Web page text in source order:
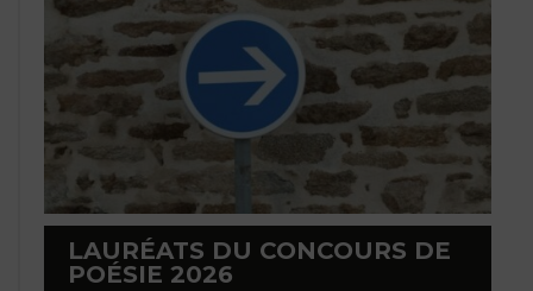
LAURÉATS DU CONCOURS DE
POÉSIE 2026